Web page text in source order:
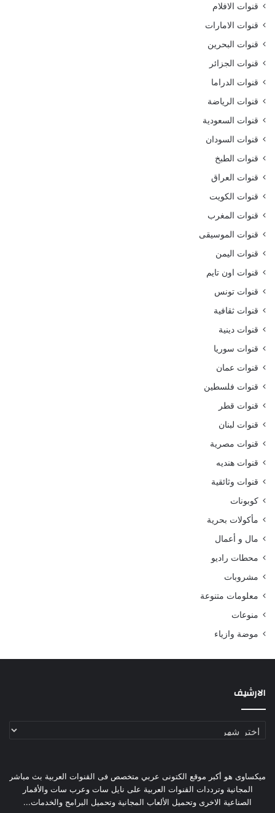
قنوات الافلام
قنوات الامارات
قنوات البحرين
قنوات الجزائر
قنوات الدراما
قنوات الرياضة
قنوات السعودية
قنوات السودان
قنوات الطبخ
قنوات العراق
قنوات الكويت
قنوات المغرب
قنوات الموسيقى
قنوات اليمن
قنوات اون تايم
قنوات تونس
قنوات ثقافية
قنوات دينية
قنوات سوريا
قنوات عمان
قنوات فلسطين
قنوات قطر
قنوات لبنان
قنوات مصرية
قنوات هنديه
قنوات وثائقية
كوبونات
مأكولات بحرية
مال و أعمال
محطات راديو
مشروبات
معلومات متنوعة
منوعات
موضة وازياء
الارشيف
الارشيف
ميكساوى هو أكبر موقع الكتونى عربي متخصص فى القنوات العربية بث مباشر
المجانية وترددات القنوات العربية على نايل سات وعرب سات والأقمار
الصناعية الاخرى وتحميل الألعاب المجانية وتحميل البرامج والخدمات...